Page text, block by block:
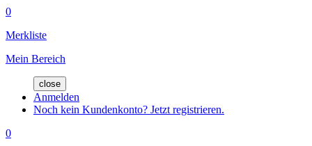
0
Merkliste
Mein Bereich
close
Anmelden
Noch kein Kundenkonto? Jetzt registrieren.
0